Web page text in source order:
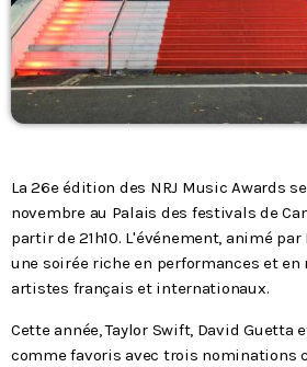
Contacts
La 26e édition des NRJ Music Awards
novembre au Palais des festivals de
partir de 21h10. L'événement, animé
une soirée riche en performances et en
artistes français et internationaux.
Cette année, Taylor Swift, David Guetta
comme favoris avec trois nominations